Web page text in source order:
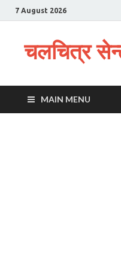
7 August 2026
चलचित्र
MAIN MENU